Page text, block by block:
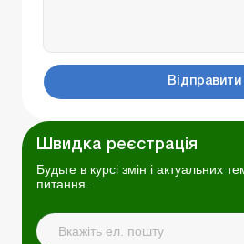
Відправити
Швидка реєстрація
Будьте в курсі змін і актуальних
питання.